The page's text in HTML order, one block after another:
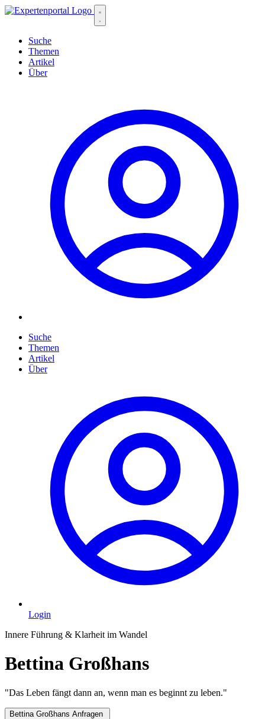
Suche
Themen
Artikel
Über
Suche
Themen
Artikel
Über
Login
Innere Führung & Klarheit im Wandel
Bettina Großhans
"Das Leben fängt dann an, wenn man es beginnt zu leben."
Bettina Großhans Anfragen